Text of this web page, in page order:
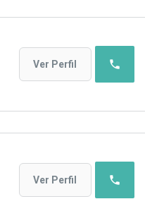
Ver Perfil phone
Ver Perfil phone